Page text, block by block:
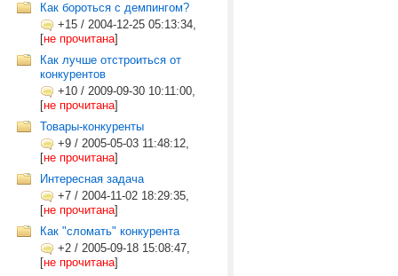
Как бороться с демпингом?
+15 / 2004-12-25 05:13:34,
[не прочитана]
Как лучше отстроиться от
конкурентов
+10 / 2009-09-30 10:11:00,
[не прочитана]
Товары-конкуренты
+9 / 2005-05-03 11:48:12,
[не прочитана]
Интересная задача
+7 / 2004-11-02 18:29:35,
[не прочитана]
Как "сломать" конкурента
+2 / 2005-09-18 15:08:47,
[не прочитана]